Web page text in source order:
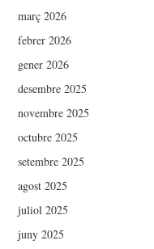
març 2026
febrer 2026
gener 2026
desembre 2025
novembre 2025
octubre 2025
setembre 2025
agost 2025
juliol 2025
juny 2025